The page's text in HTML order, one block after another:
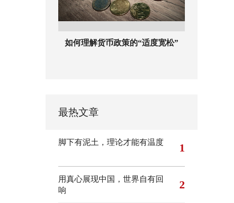
如何理解货币政策的“适度宽松”
最热文章
脚下有泥土，理论才能有温度 1
用真心展现中国，世界自有回
响
2